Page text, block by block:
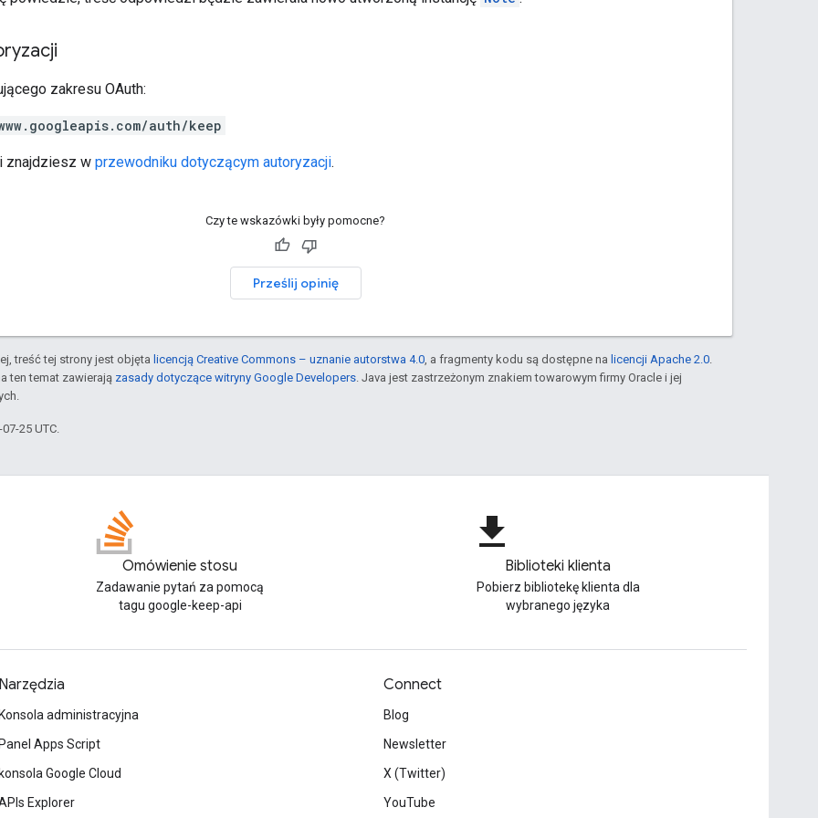
zakresu OAuth:
auth/keep
znajdziesz w przewodniku dotyczącym autoryzacji.
Czy te wskazówki były pomocne?
Prześlij opinię
treść tej strony jest objęta licencją Creative Commons – uznanie autorstwa 4.0 , a fragmenty kodu są dostępne na licencji Apache 2.0
ten temat zawierają zasady dotyczące witryny Google Developers . Java jest zastrzeżonym znakiem towarowym firmy Oracle i jej
25 UTC.
Omówienie stosu
Zadawanie pytań za pomocą
tagu google-keep-api
file_download
Biblioteki klienta
Pobierz bibliotekę klienta dla
wybranego języka
Narzędzia
Konsola administracyjna
Panel Apps Script
konsola Google Cloud
Explorer
Connect
Blog
Newsletter
X (Twitter)
YouTube